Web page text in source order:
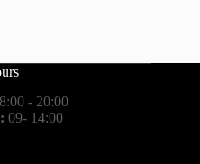
- 20:00
09- 14:00